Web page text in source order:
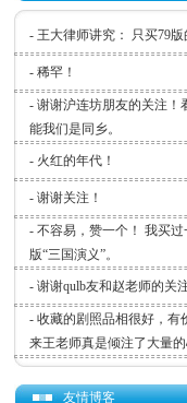
- 王大律师讲究： 只买79版
- 稀罕！
- 谢谢沪连坊朋友的关注！
能我们是同乡。
- 火红的年代！
- 谢谢关注！
- 不容易，赞一个！ 我买过
版“三国演义”。
- 谢谢qulb友和赵老师的关
- 收藏的剧照品相很好，有
来王老师真是倾注了大量的
友情博客